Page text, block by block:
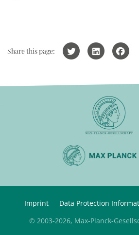
Share this page:
Imprint Data Protection
© 2003-2026, Max-Planck-